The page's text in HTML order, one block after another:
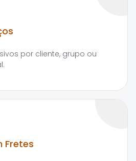
por cliente, grupo ou
Fretes